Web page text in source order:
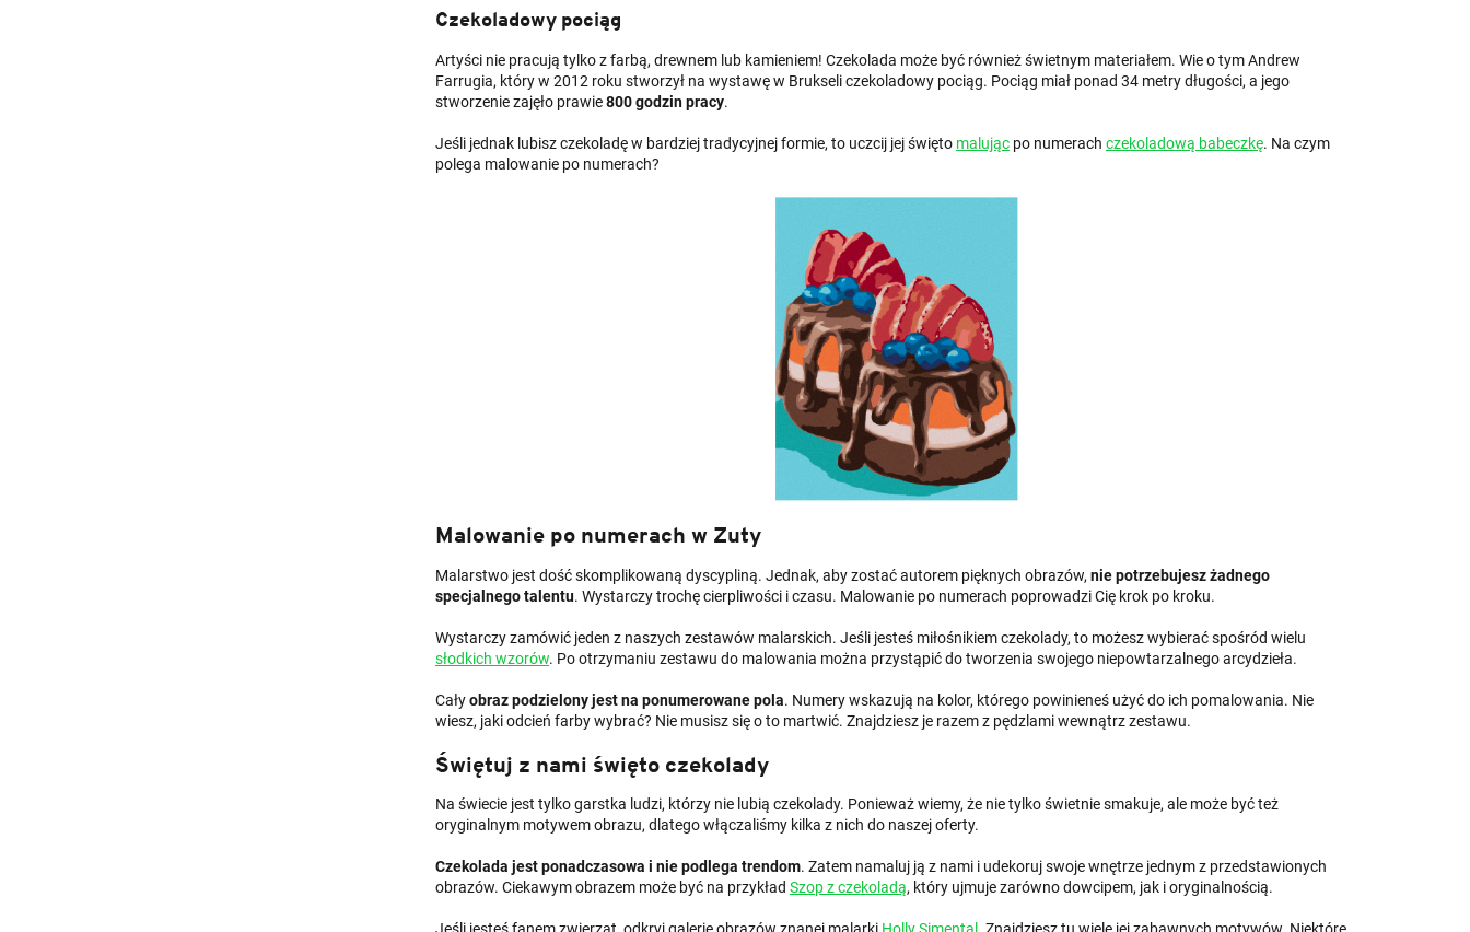
Czekoladowy pociąg
Artyści nie pracują tylko z farbą, drewnem lub kamieniem! Czekolada może być również świetnym materiałem. Wie o tym Andrew
Farrugia, który w 2012 roku stworzył na wystawę w Brukseli czekoladowy pociąg. Pociąg miał ponad 34 metry długości, a jego
stworzenie zajęło prawie800 godzin pracy.
Jeśli jednak lubisz czekoladę w bardziej tradycyjnej formie, to uczcij jej święto malując po numerach czekoladową babeczkę. Na czym
polega malowanie po numerach?
Malowanie po numerach w Zuty
Malarstwo jest dość skomplikowaną dyscypliną. Jednak, aby zostać autorem pięknych obrazów, nie potrzebujesz żadnego
specjalnego talentu. Wystarczy trochę cierpliwości i czasu. Malowanie po numerach poprowadzi Cię krok po kroku.
Wystarczy zamówić jeden z naszych zestawów malarskich. Jeśli jesteś miłośnikiem czekolady, to możesz wybierać spośród wielu
słodkich wzorów. Po otrzymaniu zestawu do malowania można przystąpić do tworzenia swojego niepowtarzalnego arcydzieła.
Całyobraz podzielony jest na ponumerowane pola. Numery wskazują na kolor, którego powinieneś użyć do ich pomalowania. Nie
wiesz, jaki odcień farby wybrać? Nie musisz się o to martwić. Znajdziesz je razem z pędzlami wewnątrz zestawu.
Świętuj z nami święto czekolady
Na świecie jest tylko garstka ludzi, którzy nie lubią czekolady. Ponieważ wiemy, że nie tylko świetnie smakuje, ale może być też
oryginalnym motywem obrazu, dlatego włączaliśmy kilka z nich do naszej oferty.
Czekolada jest ponadczasowa i nie podlega trendom. Zatem namaluj ją z nami i udekoruj swoje wnętrze jednym z przedstawionych
obrazów. Ciekawym obrazem może być na przykład Szop z czekoladą, który ujmuje zarówno dowcipem, jak i oryginalnością.